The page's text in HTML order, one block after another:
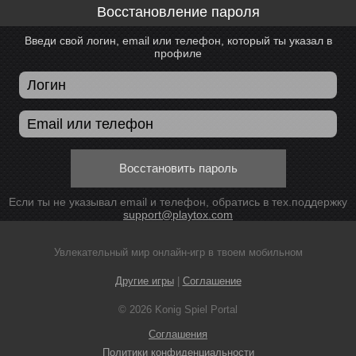
Восстановление пароля
Введи свой логин, email или телефон, который ты указал в
профиле
Восстановить пароль
Если ты не указывал email и телефон, обратись в тех.поддержку
support@playtox.com
Увлекательный мир онлайн-игр в твоем мобильном
Другие игры| Соглашение
© 2026 Konig Spiel Portal
Соглашения
Политики конфиденциальности